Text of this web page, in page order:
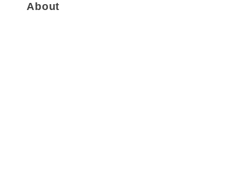
About